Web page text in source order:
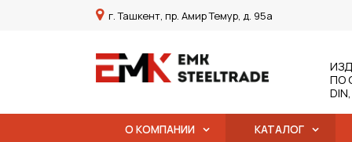
г. Ташкент, пр. Амир Темур, д. 95а
ПО
О КОМПАНИИ КАТАЛОГ